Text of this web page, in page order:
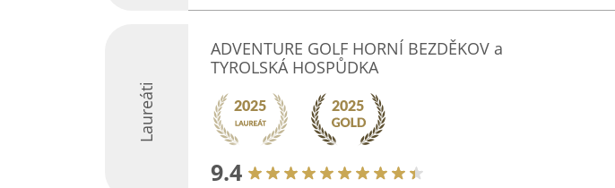
Laureáti
ADVENTURE GOLF HORNÍ BEZDĚKOV a
TYROLSKÁ HOSPŮDKA
9.4